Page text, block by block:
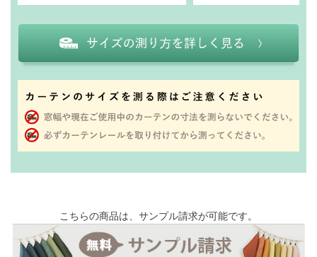
こちらの商品は、サンプル請求が可能です。